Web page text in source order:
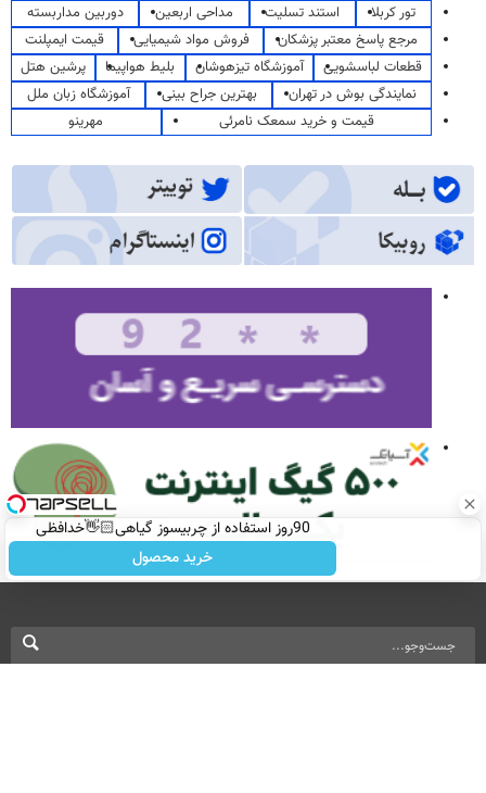
تور کربلا
استند تسلیت مداحی اربعین
دوربین مداربسته
مرجع پاسخ معتبر پزشکان
فروش مواد شیمیایی
قیمت ایمپلنت
قطعات لباسشویی
آموزشگاه تیزهوشان بلیط هواپیما
پرشین هتل
نمایندگی بوش در تهران
بهترین جراح بینی
آموزشگاه زبان ملل
قیمت و خرید سمعک نامرئی
مهرینو
90روز استفاده از چربیسوز گیاهی👋🏻خدافظی
همیشگی با چاقی!خرید با تخفیف
خرید محصول